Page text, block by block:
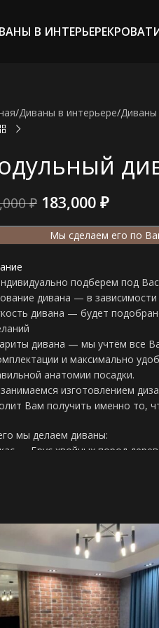
В ИНТЕРЬЕРЕ
/Диваны в интерьере/Диваны
₽ 183,000 ₽
Мы сделаем его по
подберем под
дивана — в
дивана — будет
дивана — мы учтём все
и максимально
анатомии посадки.
изготовлением
Вам получить именно то,
мы делаем диваны:
— Брус хвойных пород
— в большинстве случаев
в изделии
ремни —
наполнения:
пружинный блок)